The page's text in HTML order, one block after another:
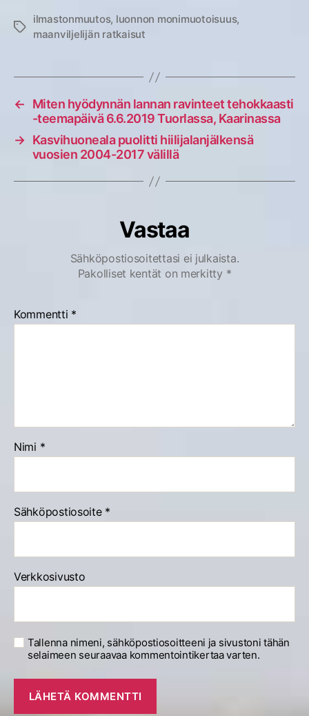
Avainsanat
ilmastonmuutos, luonnon monimuotoisuus,
maanviljelijän ratkaisut
←
Miten hyödynnän lannan ravinteet tehokkaasti
-teemapäivä 6.6.2019 Tuorlassa, Kaarinassa
→ Kasvihuoneala puolitti hiilijalanjälkensä
vuosien 2004-2017 välillä
Vastaa
Sähköpostiosoitettasi ei julkaista.
Pakolliset kentät on merkitty *
Kommentti *
Nimi *
Sähköpostiosoite *
Verkkosivusto
Tallenna nimeni, sähköpostiosoitteeni ja sivustoni tähän
selaimeen seuraavaa kommentointikertaa varten.